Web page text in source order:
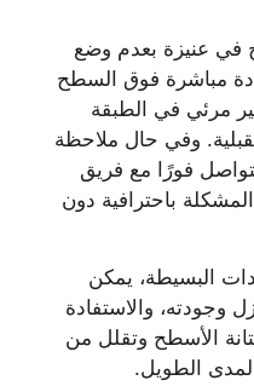
عنيزة بعدم وضع
مباشرة فوق السطح
مرئي في الطبقة
وفي حال ملاحظة
فورًا مع فريق
المشكلة باحترافية دون
البسيطة، يمكن
وجودته، والاستفادة
الأسطح وتقلل من
الطويل.